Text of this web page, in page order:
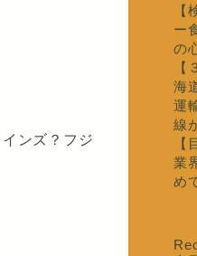
ンズ？フジ
ー
の
海
運
線
業
め